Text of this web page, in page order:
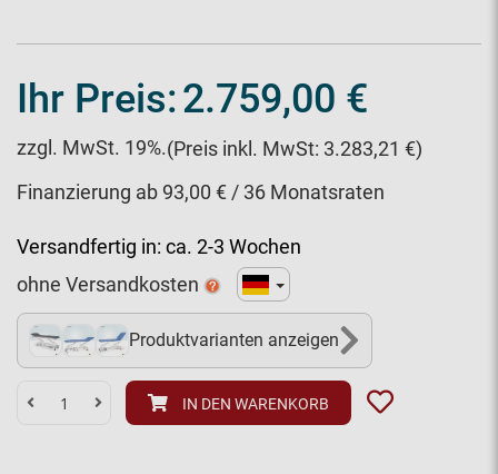
Ihr Preis:2.759,00 €
zzgl. MwSt. 19%.(Preis inkl. MwSt: 3.283,21 €)
Finanzierung ab 93,00 € / 36 Monatsraten
Versandfertig in: ca. 2-3 Wochen
ohne Versandkosten
Produktvarianten anzeigen
IN DEN WARENKORB